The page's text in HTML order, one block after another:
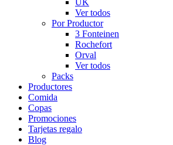
UK
Ver todos
Por Productor
3 Fonteinen
Rochefort
Orval
Ver todos
Packs
Productores
Comida
Copas
Promociones
Tarjetas regalo
Blog